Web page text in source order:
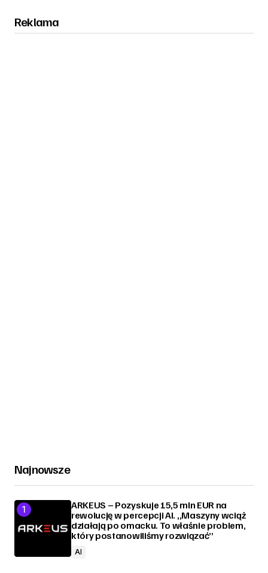
Reklama
Najnowsze
ARKEUS – Pozyskuje 15,5 mln EUR na
rewolucję w percepcji AI. „Maszyny wciąż
działają po omacku. To właśnie problem,
który postanowiliśmy rozwiązać”
AI